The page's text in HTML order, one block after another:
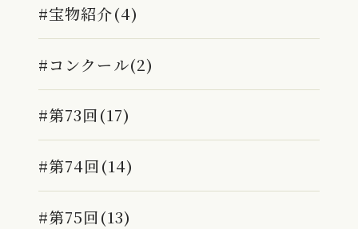
#宝物紹介(4)
#コンクール(2)
#第73回(17)
#第74回(14)
#第75回(13)